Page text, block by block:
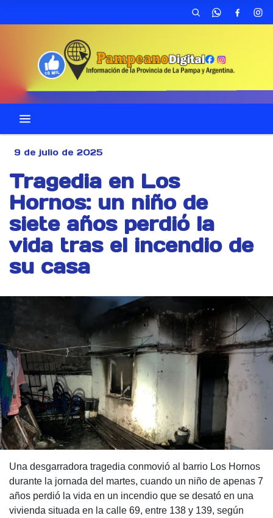
9 de julio de 2025
Tragedia en Los
Hornos: un niño de
siete años perdió la
vida tras el incendio de
su casa
Una desgarradora tragedia conmovió al barrio Los Hornos
durante la jornada del martes, cuando un niño de apenas 7
años perdió la vida en un incendio que se desató en una
vivienda situada en la calle 69, entre 138 y 139, según